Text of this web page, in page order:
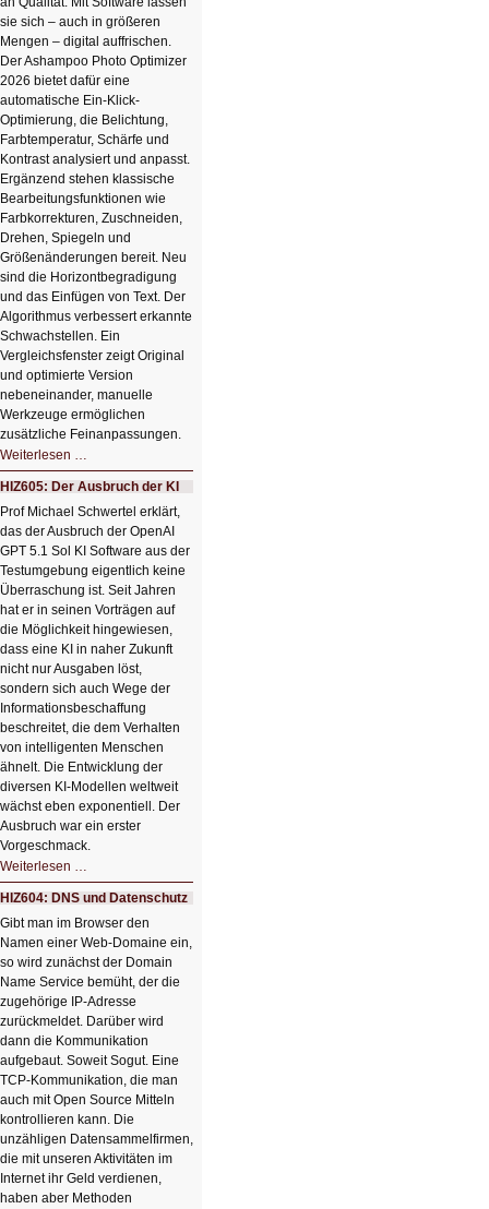
sie sich – auch in größeren
Mengen – digital auffrischen.
Der Ashampoo Photo Optimizer
2026 bietet dafür eine
automatische Ein-Klick-
Optimierung, die Belichtung,
Farbtemperatur, Schärfe und
Kontrast analysiert und anpasst.
Ergänzend stehen klassische
Bearbeitungsfunktionen wie
Farbkorrekturen, Zuschneiden,
Drehen, Spiegeln und
Größenänderungen bereit. Neu
sind die Horizontbegradigung
und das Einfügen von Text. Der
Algorithmus verbessert erkannte
Schwachstellen. Ein
Vergleichsfenster zeigt Original
und optimierte Version
nebeneinander, manuelle
Werkzeuge ermöglichen
zusätzliche Feinanpassungen.
Weiterlesen …
Bildverschönerung
mit
einem
Klick
HIZ606:
Bildverschönerung
mit
einem
Klick
HIZ605: Der Ausbruch der KI
Prof Michael Schwertel erklärt,
das der Ausbruch der OpenAI
GPT 5.1 Sol KI Software aus der
Testumgebung eigentlich keine
Überraschung ist. Seit Jahren
hat er in seinen Vorträgen auf
die Möglichkeit hingewiesen,
dass eine KI in naher Zukunft
nicht nur Ausgaben löst,
sondern sich auch Wege der
Informationsbeschaffung
beschreitet, die dem Verhalten
von intelligenten Menschen
ähnelt. Die Entwicklung der
diversen KI-Modellen weltweit
wächst eben exponentiell. Der
Ausbruch war ein erster
Vorgeschmack.
Weiterlesen …
Der
Ausbruch
der
KI
HIZ604: DNS und Datenschutz
Gibt man im Browser den
Namen einer Web-Domaine ein,
so wird zunächst der Domain
Name Service bemüht, der die
zugehörige IP-Adresse
zurückmeldet. Darüber wird
dann die Kommunikation
aufgebaut. Soweit Sogut. Eine
TCP-Kommunikation, die man
auch mit Open Source Mitteln
kontrollieren kann. Die
unzähligen Datensammelfirmen,
die mit unseren Aktivitäten im
Internet ihr Geld verdienen,
haben aber Methoden